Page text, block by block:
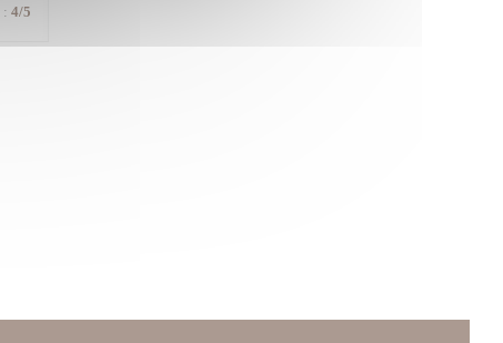
: 4/5